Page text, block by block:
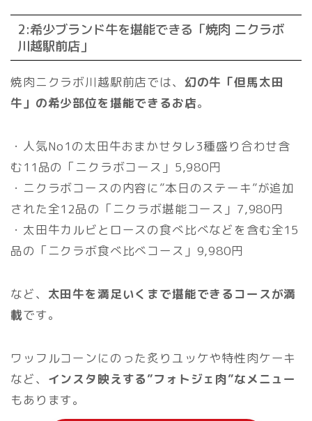
2:希少ブランド牛を堪能できる「焼肉 ニクラボ
川越駅前店」
焼肉ニクラボ川越駅前店では、 幻の牛「但馬太田
牛」の希少部位を堪能できるお店。
・人気No1の太田牛おまかせタレ3種盛り合わせ含
む11品の「ニクラボコース」5,980円
・ニクラボコースの内容に”本日のステーキ”が追加
された全12品の「ニクラボ堪能コース」7,980円
・太田牛カルビとロースの食べ比べなどを含む全15
品の「ニクラボ食べ比べコース」9,980円
など、 太田牛を満足いくまで堪能できるコースが満
載です。
ワッフルコーンにのった炙りユッケや特性肉ケーキ
など、 インスタ映えする”フォトジェ肉”なメニュー
もあります。